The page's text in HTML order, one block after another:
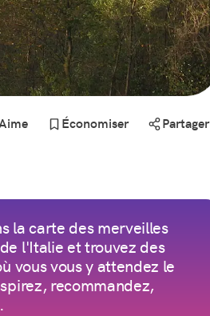
Économiser Partager
la carte des merveilles
l'Italie et trouvez des
vous vous y attendez le
recommandez,